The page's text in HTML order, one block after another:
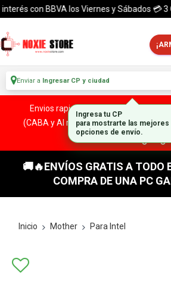
con BBVA los Viernes y Sábados 💳 3
Enviar a Ingresar CP y ciudad
Envios rapidos y seguros a todo el
(CABA y Al rededores) Acreditando tu
13:00 HS!
🚚🔥ENVÍOS GRATIS A TODO
COMPRA DE UNA PC
Inicio Mother Para Intel